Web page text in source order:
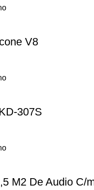
V8
307S
M2 De Audio C/